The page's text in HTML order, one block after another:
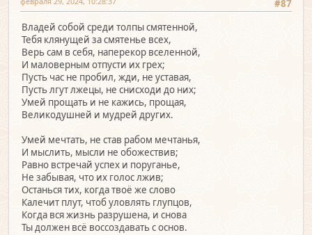
#87
Владей собой среди толпы смятенной,
Тебя клянущей за смятенье всех,
Верь сам в себя, наперекор вселенной,
И маловерным отпусти их грех;
Пусть час не пробил, жди, не уставая,
Пусть лгут лжецы, не снисходи до них;
Умей прощать и не кажись, прощая,
Великодушней и мудрей других.
Умей мечтать, не став рабом мечтанья,
И мыслить, мысли не обожествив;
Равно встречай успех и поруганье,
Не забывая, что их голос лжив;
Останься тих, когда твоё же слово
Калечит плут, чтоб уловлять глупцов,
Когда вся жизнь разрушена, и снова
Ты должен всё воссоздавать с основ.